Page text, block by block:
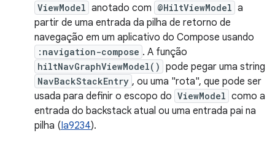
ViewModel anotado com @HiltViewModel a
partir de uma entrada da pilha de retorno de
navegação em um aplicativo do Compose usando
:navigation-compose . A função
hiltNavGraphViewModel() pode pegar uma string
NavBackStackEntry , ou uma "rota", que pode ser
usada para definir o escopo do ViewModel como a
entrada do backstack atual ou uma entrada pai na
pilha (Ia9234).